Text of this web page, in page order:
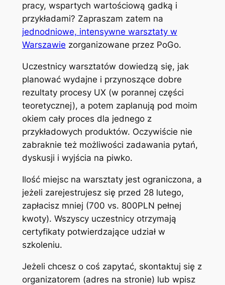
pracy, wspartych wartościową gadką i
przykładami? Zapraszam zatem na
jednodniowe, intensywne warsztaty w
Warszawie zorganizowane przez PoGo.
Uczestnicy warsztatów dowiedzą się, jak
planować wydajne i przynoszące dobre
rezultaty procesy UX (w porannej części
teoretycznej), a potem zaplanują pod moim
okiem cały proces dla jednego z
przykładowych produktów. Oczywiście nie
zabraknie też możliwości zadawania pytań,
dyskusji i wyjścia na piwko.
Ilość miejsc na warsztaty jest ograniczona, a
jeżeli zarejestrujesz się przed 28 lutego,
zapłacisz mniej (700 vs. 800PLN pełnej
kwoty). Wszyscy uczestnicy otrzymają
certyfikaty potwierdzające udział w
szkoleniu.
Jeżeli chcesz o coś zapytać, skontaktuj się z
organizatorem (adres na stronie) lub wpisz